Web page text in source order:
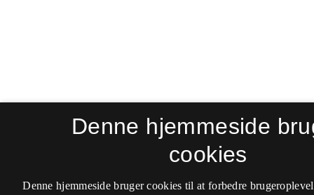
Denne hjemmeside
cookies
Denne hjemmeside bruger cookies til at forbedre